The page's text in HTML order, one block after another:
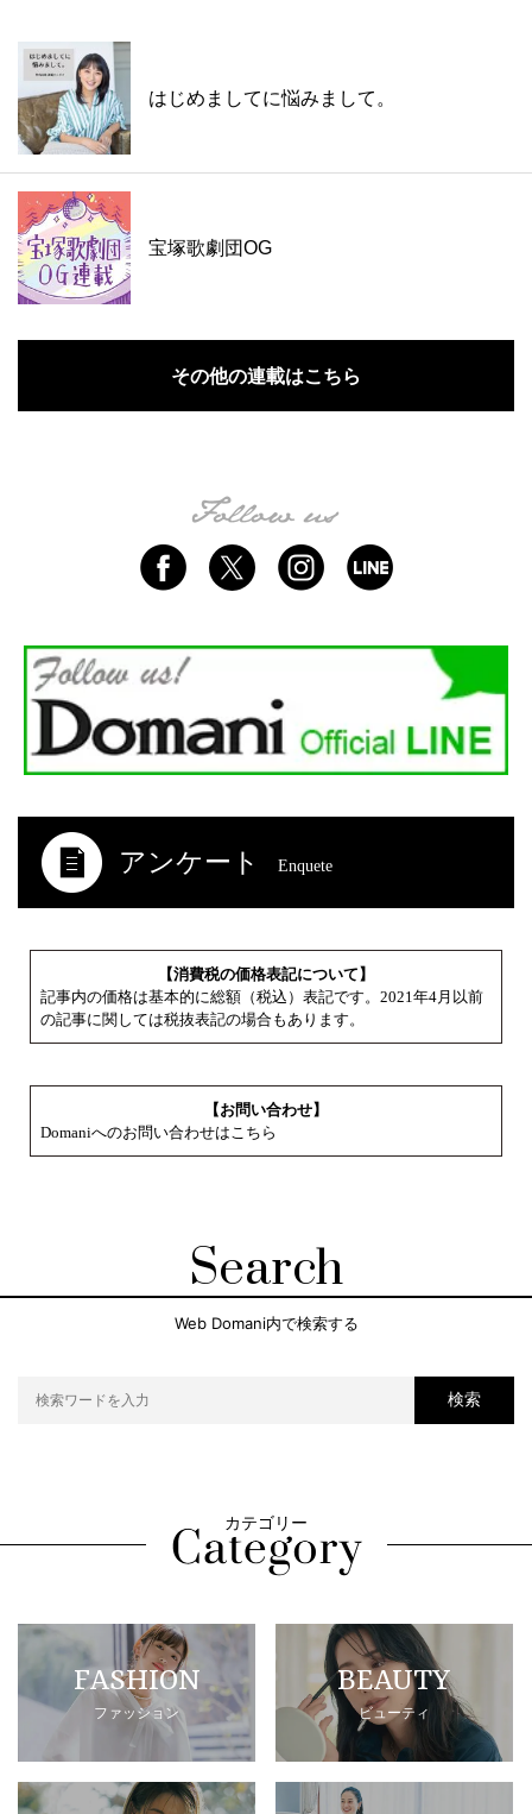
はじめましてに悩みまして。
宝塚歌劇団OG
その他の連載はこちら
アンケート Enquete
【消費税の価格表記について】
記事内の価格は基本的に総額（税込）表記です。2021年4月以前
の記事に関しては税抜表記の場合もあります。
【お問い合わせ】
Domaniへのお問い合わせはこちら
Search
Web Domani内で検索する
検索
カテゴリー
FASHION
ファッション
BEAUTY
ビューティ